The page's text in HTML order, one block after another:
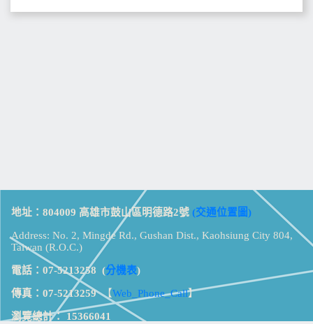
地址：804009 高雄市鼓山區明德路2號 (交通位置圖)
Address: No. 2, Mingde Rd., Gushan Dist., Kaohsiung City 804,
Taiwan (R.O.C.)
電話：07-5213258 (分機表)
傳真：07-5213259【Web_Phone_Call】
瀏覽總計： 15366041